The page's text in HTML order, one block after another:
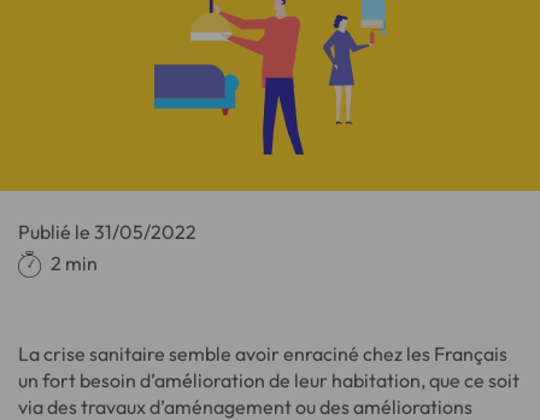
Publié le 31/05/2022
2 min
La crise sanitaire semble avoir enraciné chez les Français
un fort besoin d’amélioration de leur habitation, que ce soit
via des travaux d’aménagement ou des améliorations